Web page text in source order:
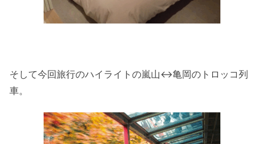
そして今回旅行のハイライトの嵐山↔亀岡のトロッコ列
車。